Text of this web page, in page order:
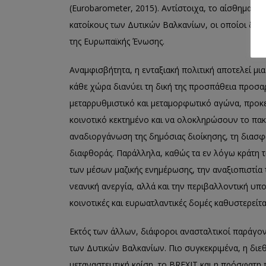
(Eurobarometer, 2015). Αντίστοιχα, το αίσθημα
κατοίκους των Δυτικών Βαλκανίων, οι οποίοι
της Ευρωπαϊκής Ένωσης.
Αναμφισβήτητα, η ενταξιακή πολιτική αποτελεί
κάθε χώρα διανύει τη δική της προσπάθεια
μεταρρυθμιστικό και μεταμορφωτικό αγώνα,
κοινοτικό κεκτημένο και να ολοκληρώσουν το
αναδιοργάνωση της δημόσιας διοίκησης, τη
διαφθοράς. Παράλληλα, καθώς τα εν λόγω κράτη
των μέσων μαζικής ενημέρωσης, την
νεανική ανεργία, αλλά και την περιβαλλοντική
κοινοτικές και ευρωατλαντικές δομές
Εκτός των άλλων, διάφοροι ανασταλτικοί
των Δυτικών Βαλκανίων. Πιο συγκεκριμένα, η